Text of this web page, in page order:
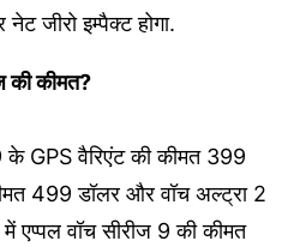
जीरो इम्‍पैक्‍ट होगा.
की कीमत?
के GPS वैरिएंट की कीमत 399
499 डॉलर और वॉच अल्ट्रा 2
एप्पल वॉच सीरीज 9 की कीमत